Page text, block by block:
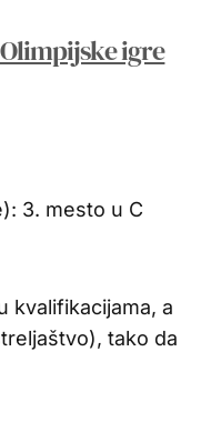
3. mesto u C
kvalifikacijama, a
tako da